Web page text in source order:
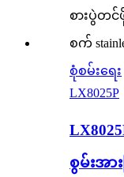
စုံစမ်းရေး
LX8025P
စွမ်းအာ